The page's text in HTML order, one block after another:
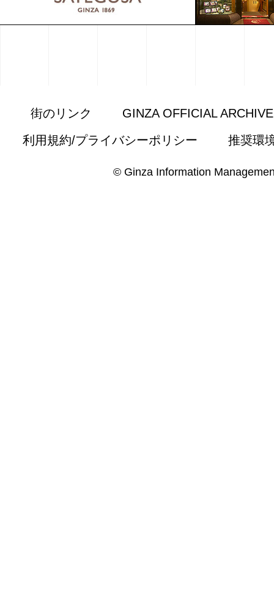
街のリンク
GINZA OFFICIAL
利用規約/プライバシーポリシー
推奨環
© Ginza Information